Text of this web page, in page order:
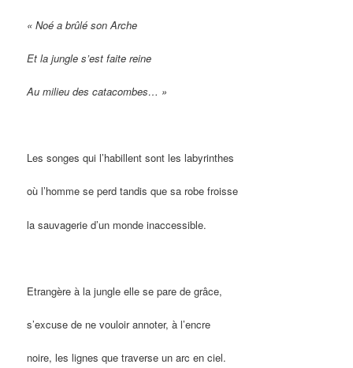
« Noé a brûlé son Arche
Et la jungle s’est faite reine
Au milieu des catacombes… »
Les songes qui l’habillent sont les labyrinthes
où l’homme se perd tandis que sa robe froisse
la sauvagerie d’un monde inaccessible.
Etrangère à la jungle elle se pare de grâce,
s’excuse de ne vouloir annoter, à l’encre
noire, les lignes que traverse un arc en ciel.